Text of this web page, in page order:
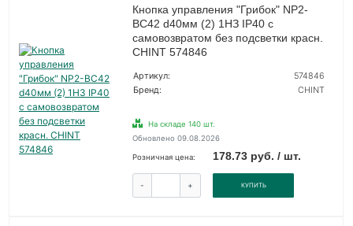
Кнопка управления "Грибок" NP2-
BC42 d40мм (2) 1НЗ IP40 с
самовозвратом без подсветки красн.
CHINT 574846
Артикул:
574846
Бренд:
CHINT
На складе 140 шт.
Обновлено 09.08.2026
Розничная цена: 178.73 руб. / шт.
- + КУПИТЬ